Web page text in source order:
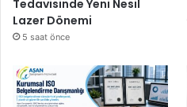
e
n
e
Tedavisinde Yeni Nesil
Lazer Dönemi
5 saat önce